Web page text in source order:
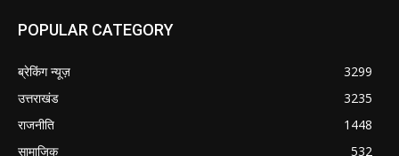
POPULAR CATEGORY
ब्रेकिंग न्यूज़
3299
उत्तराखंड
3235
राजनीति
1448
सामाजिक
532